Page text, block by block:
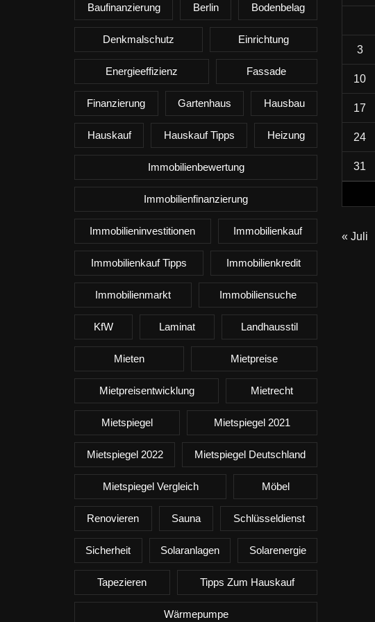
Baufinanzierung Berlin Bodenbelag
Denkmalschutz Einrichtung
Energieeffizienz Fassade
Finanzierung Gartenhaus Hausbau
Hauskauf Hauskauf Tipps Heizung
Immobilienbewertung
Immobilienfinanzierung
Immobilieninvestitionen Immobilienkauf
Immobilienkauf Tipps Immobilienkredit
Immobilienmarkt Immobiliensuche
KfW Laminat Landhausstil
Mieten Mietpreise
Mietpreisentwicklung Mietrecht
Mietspiegel Mietspiegel 2021
Mietspiegel 2022 Mietspiegel Deutschland
Mietspiegel Vergleich Möbel
Renovieren Sauna Schlüsseldienst
Sicherheit Solaranlagen Solarenergie
Tapezieren Tipps Zum Hauskauf
Wärmepumpe
3
10
17
24
31
« Juli